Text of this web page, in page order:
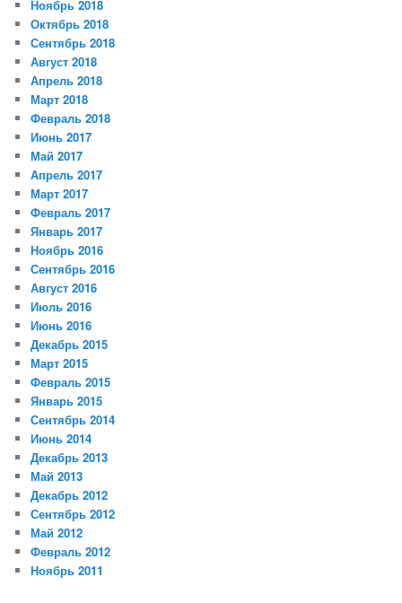
Ноябрь 2018
Октябрь 2018
Сентябрь 2018
Август 2018
Апрель 2018
Март 2018
Февраль 2018
Июнь 2017
Май 2017
Апрель 2017
Март 2017
Февраль 2017
Январь 2017
Ноябрь 2016
Сентябрь 2016
Август 2016
Июль 2016
Июнь 2016
Декабрь 2015
Март 2015
Февраль 2015
Январь 2015
Сентябрь 2014
Июнь 2014
Декабрь 2013
Май 2013
Декабрь 2012
Сентябрь 2012
Май 2012
Февраль 2012
Ноябрь 2011